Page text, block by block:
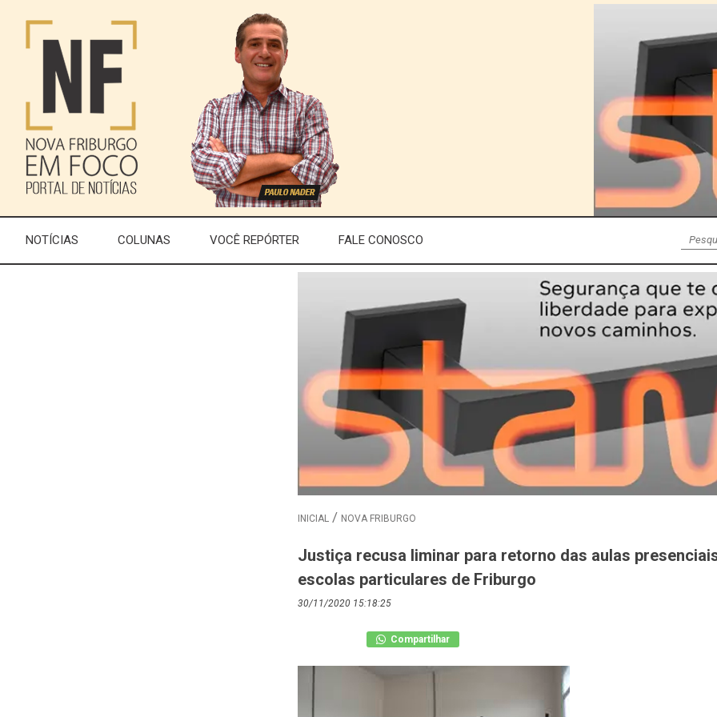
NOTÍCIAS COLUNAS VOCÊ REPÓRTER FALE CONOSCO
INICIAL NOVA FRIBURGO
Justiça recusa liminar para retorno das aulas
escolas particulares de Friburgo
30/11/2020 15:18:25
Compartilhar